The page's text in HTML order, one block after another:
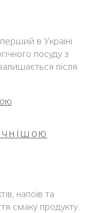
в Україні
посуду з
після
напоїв та
смаку продукту.